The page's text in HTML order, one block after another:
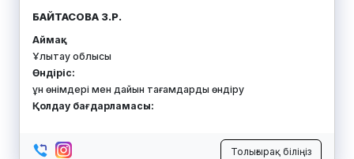
БАЙТАСОВА З.Р.
Аймақ:
Ұлытау облысы
Өндіріс:
ұн өнімдері мен дайын тағамдарды өндіру
Қолдау бағдарламасы:
Толығырақ біліңіз